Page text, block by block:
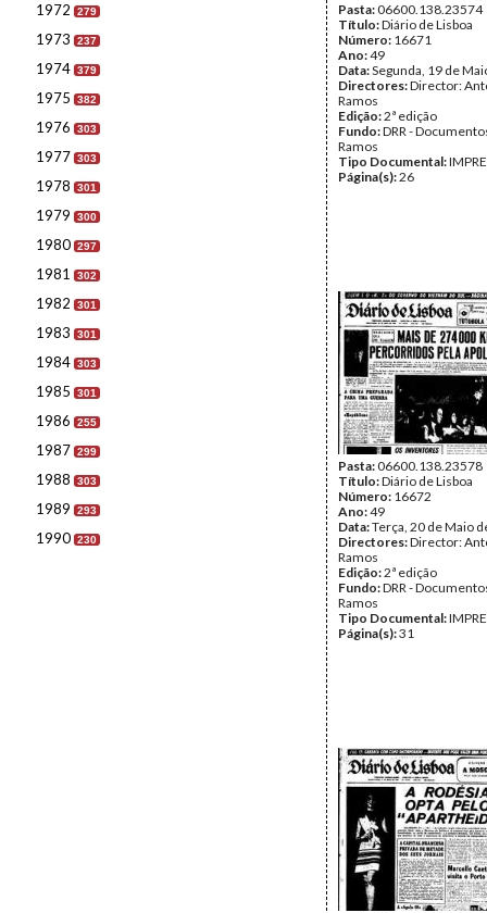
1972 279
1973 237
1974 379
1975 382
1976 303
1977 303
1978 301
1979 300
1980 297
1981 302
1982 301
1983 301
1984 303
1985 301
1986 255
1987 299
1988 303
1989 293
1990 230
Pasta:06600.138.23574
Título:Diário de Lisboa
Número: 16671
Ano:49
Data:Segunda, 19 de
Directores:Director:
Ramos
Edição:2ª edição
Fundo:DRR -
Ramos
Tipo Documental:
Página(s):26
Pasta:06600.138.23578
Título:Diário de Lisboa
Número: 16672
Ano:49
Data:Terça, 20 de Maio
Directores:Director:
Ramos
Edição:2ª edição
Fundo:DRR -
Ramos
Tipo Documental:
Página(s):31